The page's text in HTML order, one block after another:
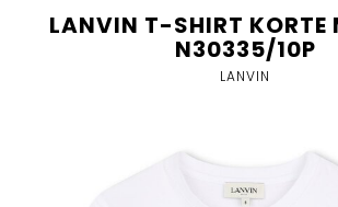
LANVIN T-SHIRT KORTE
N30335/10P
LANVIN